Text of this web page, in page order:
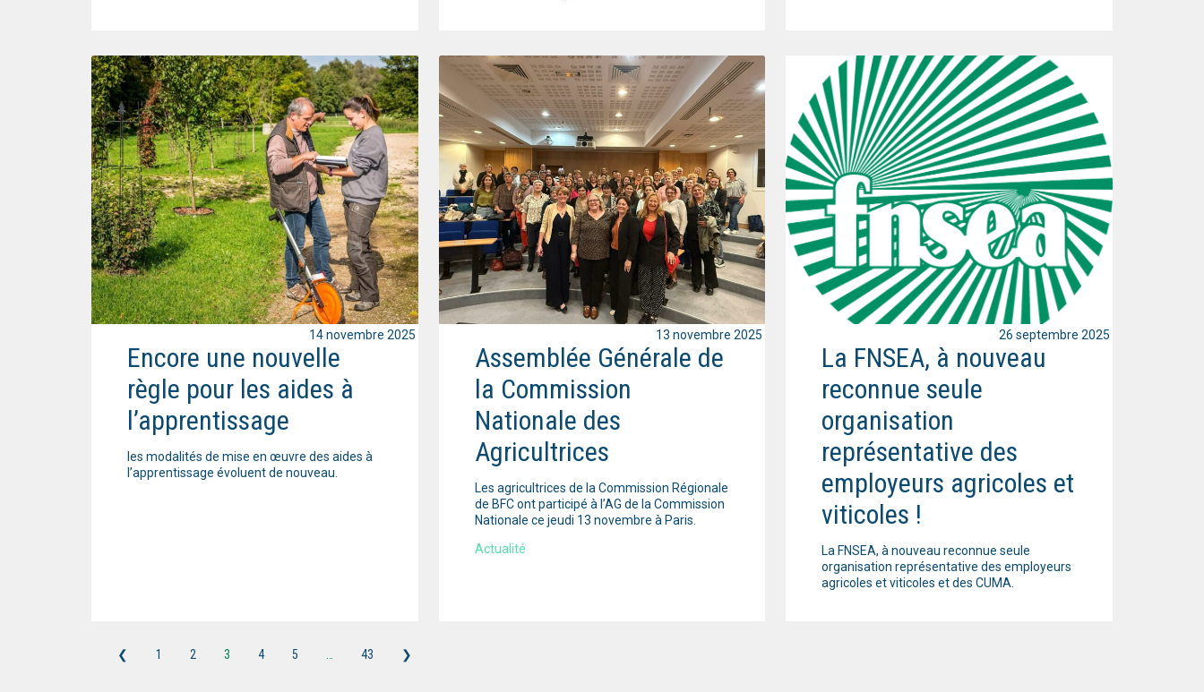
Encore une nouvelle
règle pour les aides à
l’apprentissage
les modalités de mise en œuvre des aides à
l’apprentissage évoluent de nouveau.
14 novembre 2025
Assemblée Générale de
la Commission
Nationale des
Agricultrices
Les agricultrices de la Commission Régionale
de BFC ont participé à l’AG de la Commission
Nationale ce jeudi 13 novembre à Paris.
Actualité
13 novembre 2025
La FNSEA, à nouveau
reconnue seule
organisation
représentative des
employeurs agricoles et
viticoles !
La FNSEA, à nouveau reconnue seule
organisation représentative des employeurs
agricoles et viticoles et des CUMA.
26 septembre 2025
❮ 1 2 3 4 5 43 ❯